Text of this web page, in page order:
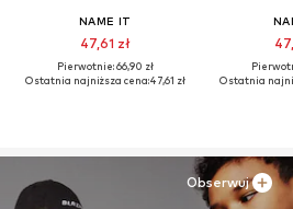
NAME IT
47,61 zł
Pierwotnie: 66,90 zł
Ostatnia najniższa cena:47,61 zł
Ostatnia
Obserwuj